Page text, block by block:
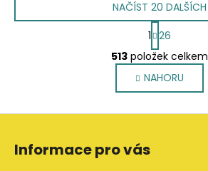
O
v
l
á
d
NAČÍST 20 DALŠÍCH
S
t
r
á
n
k
1 26
513 položek celkem
NAHORU
Z
Informace pro vás